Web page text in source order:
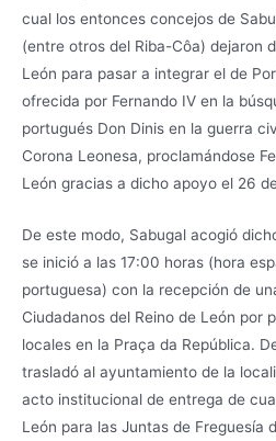
cual los entonces concejos de
(entre otros del Riba-Côa) dejaron
León para pasar a integrar el de
ofrecida por Fernando IV en la
portugués Don Dinis en la guerra
Corona Leonesa, proclamándose
León gracias a dicho apoyo el 26
De este modo, Sabugal acogió
se inició a las 17:00 horas (hora
portuguesa) con la recepción de
Ciudadanos del Reino de León por
locales en la Praça da República.
trasladó al ayuntamiento de la
acto institucional de entrega de
León para las Juntas de Freguesía